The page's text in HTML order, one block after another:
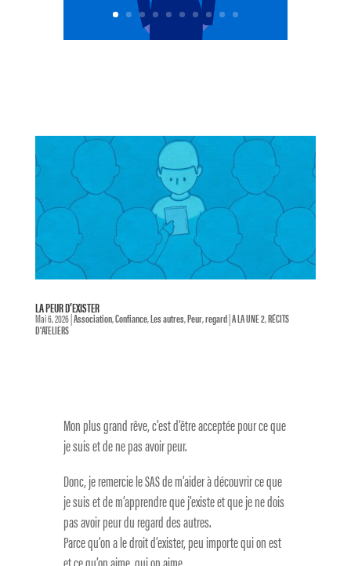
LA PEUR D’EXISTER
Mai 6, 2026|Association,Confiance,Les autres,Peur,regard|A LA UNE 2,RÉCITS
D'ATELIERS
Mon plus grand rêve, c’est d’être acceptée pour ce que
je suis et de ne pas avoir peur.
Donc, je remercie le SAS de m’aider à découvrir ce que
je suis et de m’apprendre que j’existe et que je ne dois
pas avoir peur du regard des autres.
Parce qu’on a le droit d’exister, peu importe qui on est